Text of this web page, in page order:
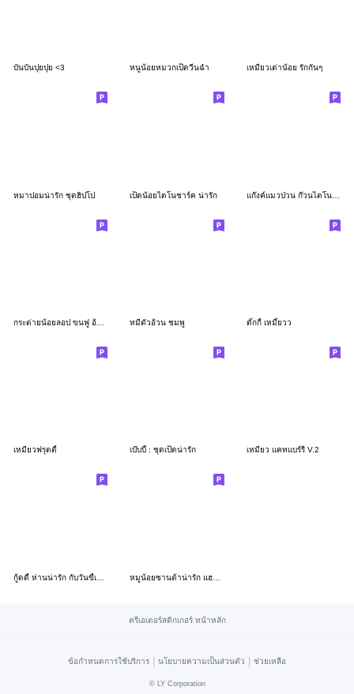
บันบันปุยปุย <3 หนูน้อยหมวกเป็ดวีนฉ่ำ เหมียวเต่าน้อย รักกันๆ
หมาปอมน่ารัก ชุดฮิปโป เป็ดน้อยไดโนชาร์ค น่ารัก แก๊งค์แมวป่วน ก๊วนไดโนเสาร์
หมีตัวอ้วน ชมพู ดั๊กกี้ เหมี๊ยวว
เหมียวฟรุตตี้ เบ๊บบี๊ : ชุดเป็ดน่ารัก เหมียว แคทแบร์รี่ V.2
ครีเอเตอร์สติกเกอร์ หน้าหลัก
ข้อกำหนดการใช้บริการ | นโยบายความเป็นส่วนตัว | ช่วยเหลือ
© LY Corporation